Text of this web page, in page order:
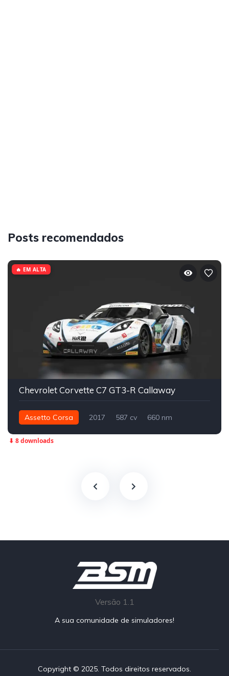
Posts recomendados
Chevrolet Corvette C7 GT3-R Callaway
Assetto Corsa 2017 587 cv
660 nm
🔥 EM ALTA
⬇ 8 downloads
Versão 1.1
A sua comunidade de simuladores!
Copyright © 2025. Todos direitos reservados.